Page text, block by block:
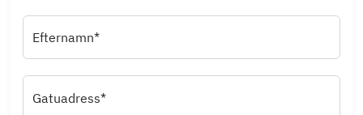
Efternamn*
Gatuadress*